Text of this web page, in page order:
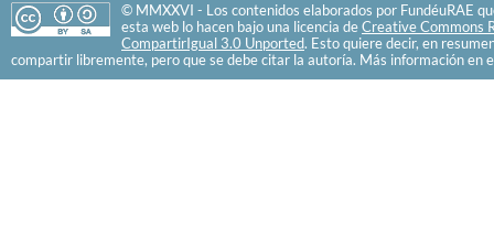
© MMXXVI - Los contenidos elaborados por FundéuRAE
esta web lo hacen bajo una licencia de Creative Commons
CompartirIgual 3.0 Unported. Esto quiere decir, en
compartir libremente, pero que se debe citar la autoría. Más información en